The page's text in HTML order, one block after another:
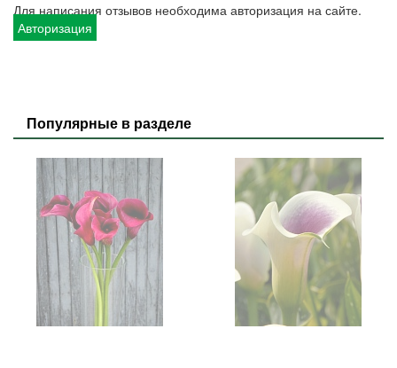
Для написания отзывов необходима авторизация на сайте.
Авторизация
Популярные в разделе